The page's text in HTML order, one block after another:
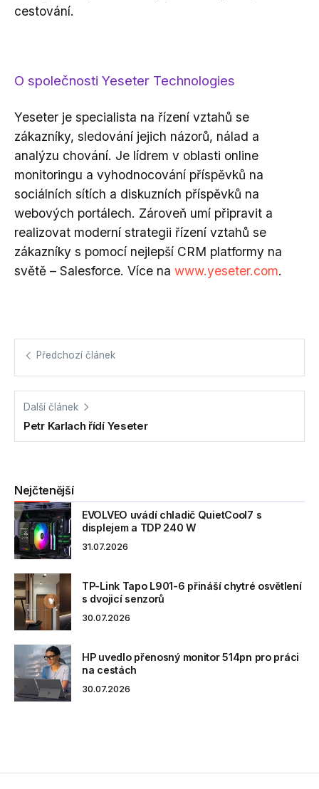
cestování.
O společnosti Yeseter Technologies
Yeseter je specialista na řízení vztahů se
zákazníky, sledování jejich názorů, nálad a
analýzu chování. Je lídrem v oblasti online
monitoringu a vyhodnocování příspěvků na
sociálních sítích a diskuzních příspěvků na
webových portálech. Zároveň umí připravit a
realizovat moderní strategii řízení vztahů se
zákazníky s pomocí nejlepší CRM platformy na
světě – Salesforce. Více na www.yeseter.com.
Předchozí článek
Další článek
Petr Karlach řídí Yeseter
Nejčtenější
EVOLVEO uvádí chladič QuietCool7 s
displejem a TDP 240 W
31.07.2026
TP-Link Tapo L901-6 přináší chytré osvětlení
s dvojicí senzorů
30.07.2026
HP uvedlo přenosný monitor 514pn pro práci
na cestách
30.07.2026